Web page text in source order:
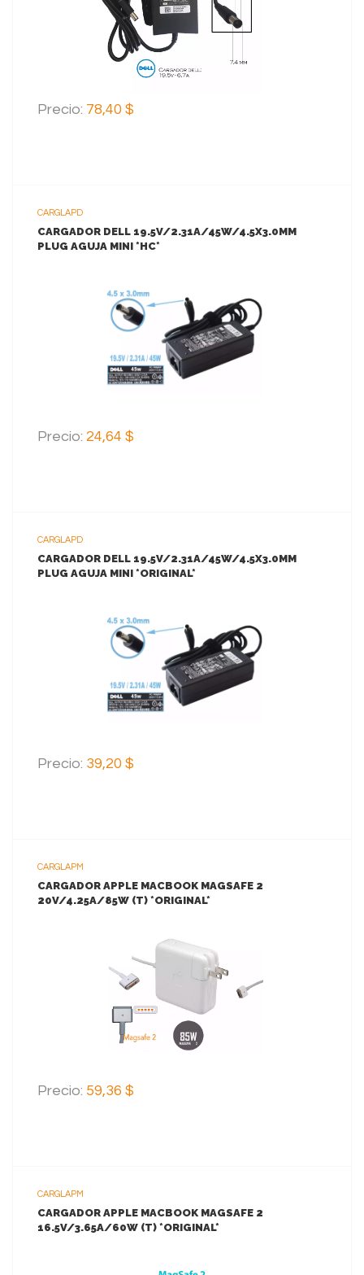
AGREGAR AL CARRITO
Precio: 78,40 $
CARGLAPD
CARGADOR DELL 19.5V/2.31A/45W/4.5X3.0MM
PLUG AGUJA MINI *HC*
AGREGAR AL CARRITO
Precio: 24,64 $
CARGLAPD
CARGADOR DELL 19.5V/2.31A/45W/4.5X3.0MM
PLUG AGUJA MINI *ORIGINAL*
AGREGAR AL CARRITO
Precio: 39,20 $
CARGLAPM
CARGADOR APPLE MACBOOK MAGSAFE 2
20V/4.25A/85W (T) *ORIGINAL*
VER MAS
AGREGAR AL CARRITO
Precio: 59,36 $
CARGLAPM
CARGADOR APPLE MACBOOK MAGSAFE 2
16.5V/3.65A/60W (T) *ORIGINAL*
VER MAS